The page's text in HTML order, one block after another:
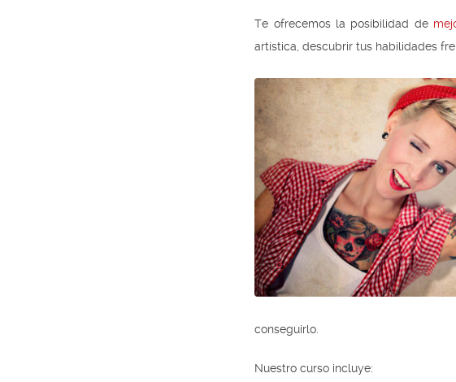
Te ofrecemos la posibilidad de
artística, descubrir tus habilidades
conseguirlo.
Nuestro curso incluye: